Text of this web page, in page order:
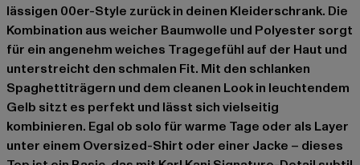
lässigen 00er-Style zurück in deinen Kleiderschrank. Die
Kombination aus weicher Baumwolle und Polyester sorgt
für ein angenehm weiches Tragegefühl auf der Haut und
unterstreicht den schmalen Fit. Mit den schlanken
Spaghettiträgern und dem cleanen Look in leuchtendem
Gelb sitzt es perfekt und lässt sich vielseitig
kombinieren. Egal ob solo für warme Tage oder als Layer
unter einem Oversized-Shirt oder einer Jacke – dieses